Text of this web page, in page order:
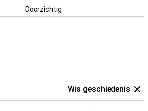
Doorzichtig
Wis geschiedenis